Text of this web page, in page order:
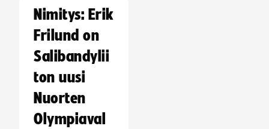
Nimitys: Erik
Frilund on
Salibandylii
ton uusi
Nuorten
Olympiaval